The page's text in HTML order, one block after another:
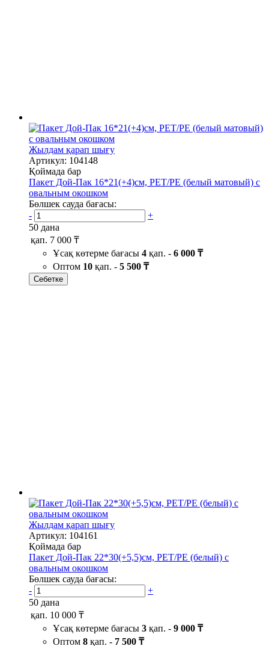
Жылдам қарап шығу
Артикул: 104148
Қоймада бар
Пакет Дой-Пак 16*21(+4)см, PET/PE (белый матовый) с
овальным окошком
Бөлшек сауда бағасы:
-
+
50 дана
қап. 7 000 ₸
Ұсақ көтерме бағасы 4 қап. - 6 000 ₸
Оптом 10 қап. - 5 500 ₸
Себетке
Жылдам қарап шығу
Артикул: 104161
Қоймада бар
Пакет Дой-Пак 22*30(+5,5)см, PET/PE (белый) с
овальным окошком
Бөлшек сауда бағасы:
-
+
50 дана
қап. 10 000 ₸
Ұсақ көтерме бағасы 3 қап. - 9 000 ₸
Оптом 8 қап. - 7 500 ₸